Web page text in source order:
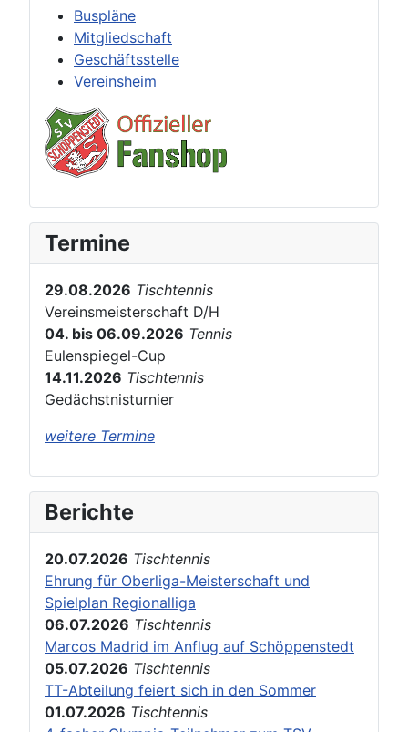
Buspläne
Mitgliedschaft
Geschäftsstelle
Vereinsheim
Termine
29.08.2026 Tischtennis
Vereinsmeisterschaft D/H
04. bis 06.09.2026 Tennis
Eulenspiegel-Cup
14.11.2026 Tischtennis
Gedächstnisturnier
weitere Termine
Berichte
20.07.2026 Tischtennis
Ehrung für Oberliga-Meisterschaft und
Spielplan Regionalliga
06.07.2026 Tischtennis
Marcos Madrid im Anflug auf Schöppenstedt
05.07.2026 Tischtennis
TT-Abteilung feiert sich in den Sommer
01.07.2026 Tischtennis